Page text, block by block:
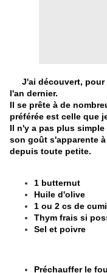
J'ai découvert, pour
l'an dernier.
Il se prête à de
préférée est celle que
Il n'y a pas plus
son goût s'apparente
depuis toute petite.
1 butternut
Huile d'olive
1 ou 2 cs de
Thym frais si
Sel et poivre
Préchauffer le